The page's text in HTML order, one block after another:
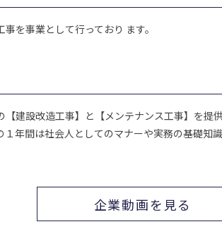
を事業として行っており ます。
建設改造工事】と【メンテナンス工事】を提供
年間は社会人としてのマナーや実務の基礎知
企業動画を見る